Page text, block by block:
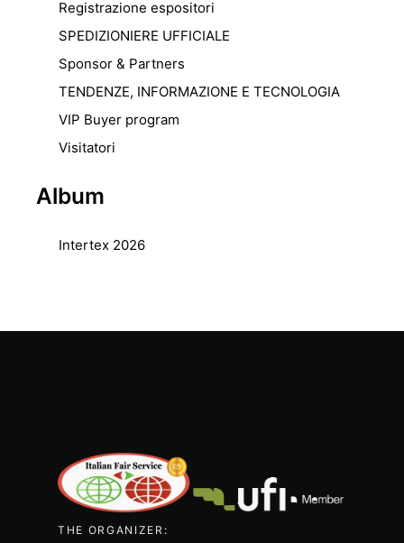
Registrazione espositori
SPEDIZIONIERE UFFICIALE
Sponsor & Partners
TENDENZE, INFORMAZIONE E TECNOLOGIA
VIP Buyer program
Visitatori
Album
Intertex 2026
THE ORGANIZER: